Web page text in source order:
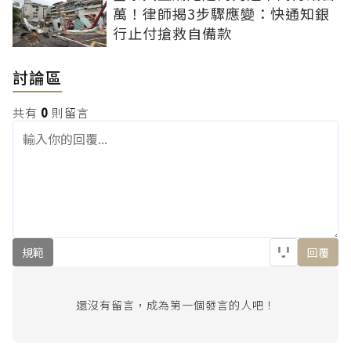
萬！律師揭3步驟應變：快通知銀
行止付搶救自備款
討論區
共有 0 則留言
規範 回覆
還沒有留言，成為第一個發言的人吧！